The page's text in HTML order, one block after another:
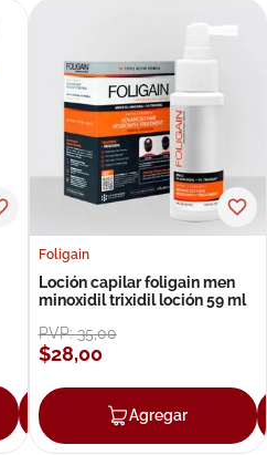
Agregar
Foligain
Loción capilar foligain men
minoxidil trixidil loción 59 ml
PVP:35,00
$28,00
Agregar